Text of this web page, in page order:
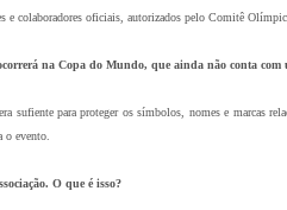
colaboradores oficiais, autorizados pelo Comitê
na Copa do Mundo, que ainda não conta
sufiente para proteger os símbolos, nomes e marcas
o evento.
O que é isso?